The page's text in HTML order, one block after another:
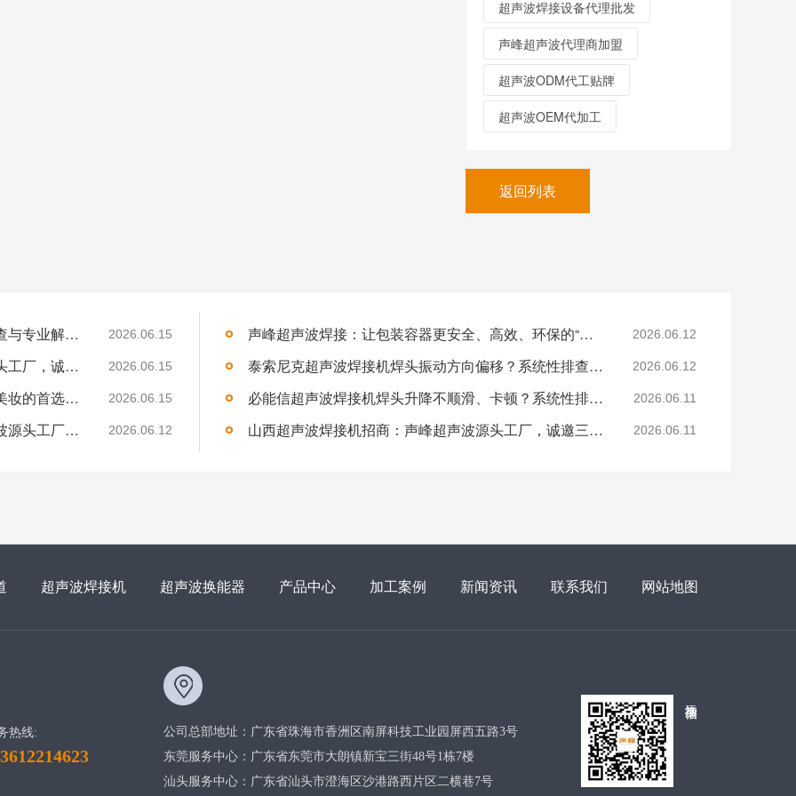
超声波焊接设备代理批发
声峰超声波代理商加盟
超声波ODM代工贴牌
超声波OEM代加工
返回列表
杜肯超声波焊接机冷却系统故障？系统性排查与专业解决方案 2026.06.15
吉林超声波焊接机代理招募：声峰超声波源头工厂，诚邀吉林合伙人 2026.06.15
声峰超声波焊接化妆品瓶盖：为何成为高端美妆的首选技术？ 2026.06.15
内蒙古超声波焊接机经销商招募：声峰超声波源头工厂，诚邀草原合伙人 2026.06.12
声峰超声波焊接：让包装容器更安全、高效、环保的“隐形黑科技” 2026.06.12
泰索尼克超声波焊接机焊头振动方向偏移？系统性排查与专业解决方案 2026.06.12
必能信超声波焊接机焊头升降不顺滑、卡顿？系统性排查与专业解决方案 2026.06.11
山西超声波焊接机招商：声峰超声波源头工厂，诚邀三晋合伙人共拓市场 2026.06.11
超声波焊接机 超声波换能器 产品中心 加工案例 新闻资讯 联系我们 网站地图
热线:
公司总部地址：广东省珠海市香洲区南屏科技工业园屏西五路3号
东莞服务中心：广东省东莞市大朗镇新宝三街48号1栋7楼
汕头服务中心：广东省汕头市澄海区沙港路西片区二横巷7号